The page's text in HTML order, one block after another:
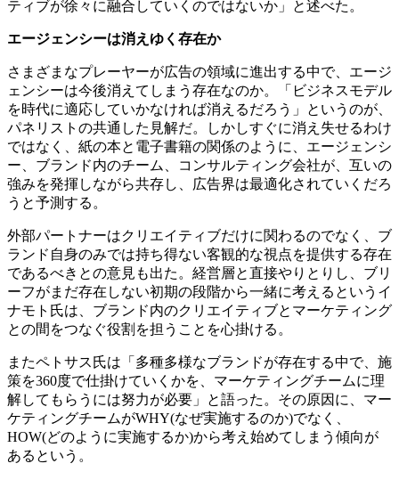
ティブが徐々に融合していくのではないか」と述べた。
エージェンシーは消えゆく存在か
さまざまなプレーヤーが広告の領域に進出する中で、エージ
ェンシーは今後消えてしまう存在なのか。「ビジネスモデル
を時代に適応していかなければ消えるだろう」というのが、
パネリストの共通した見解だ。しかしすぐに消え失せるわけ
ではなく、紙の本と電子書籍の関係のように、エージェンシ
ー、ブランド内のチーム、コンサルティング会社が、互いの
強みを発揮しながら共存し、広告界は最適化されていくだろ
うと予測する。
外部パートナーはクリエイティブだけに関わるのでなく、ブ
ランド自身のみでは持ち得ない客観的な視点を提供する存在
であるべきとの意見も出た。経営層と直接やりとりし、ブリ
ーフがまだ存在しない初期の段階から一緒に考えるというイ
ナモト氏は、ブランド内のクリエイティブとマーケティング
との間をつなぐ役割を担うことを心掛ける。
またペトサス氏は「多種多様なブランドが存在する中で、施
策を360度で仕掛けていくかを、マーケティングチームに理
解してもらうには努力が必要」と語った。その原因に、マー
ケティングチームがWHY(なぜ実施するのか)でなく、
HOW(どのように実施するか)から考え始めてしまう傾向が
あるという。